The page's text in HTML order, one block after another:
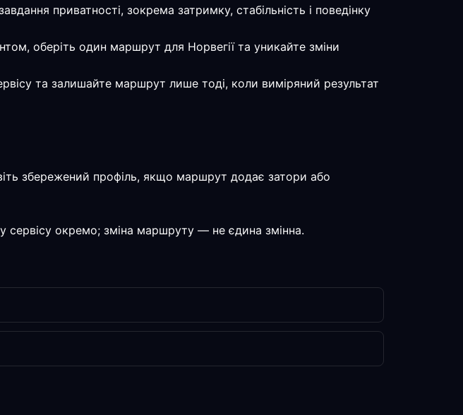
приватності, зокрема затримку, стабільність і поведінку
оберіть один маршрут для Норвегії та уникайте зміни
та залишайте маршрут лише тоді, коли виміряний результат
збережений профіль, якщо маршрут додає затори або
сервісу окремо; зміна маршруту — не єдина змінна.